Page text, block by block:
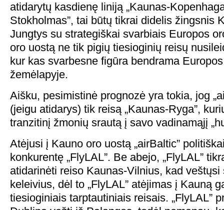
atidarytų kasdienę liniją „Kaunas-
Stokholmas”, tai būtų tikrai didelis žingsnis
Jungtys su strategiškai svarbiais Europos
oro uostą ne tik pigių tiesioginių reisų
kur kas svarbesne figūra bendrama
žemėlapyje.
Aišku, pesimistinė prognozė yra tokia, jog
(jeigu atidarys) tik reisą „Kaunas-Ryga”,
tranzitinį žmonių srautą į savo vadinamąjį
Atėjusi į Kauno oro uostą „airBaltic”
konkurentę „FlyLAL”. Be abejo, „FlyLAL”
atidarinėti reiso Kaunas-Vilnius, kad
keleivius, dėl to „FlyLAL” atėjimas į Kauną
tiesioginiais tarptautiniais reisais. „FlyLAL”